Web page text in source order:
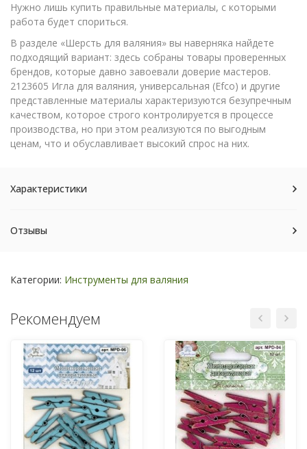
Нужно лишь купить правильные материалы, с которыми
работа будет спориться.
В разделе «Шерсть для валяния» вы наверняка найдете
подходящий вариант: здесь собраны товары проверенных
брендов, которые давно завоевали доверие мастеров.
2123605 Игла для валяния, универсальная (Efco) и другие
представленные материалы характеризуются безупречным
качеством, которое строго контролируется в процессе
производства, но при этом реализуются по выгодным
ценам, что и обуславливает высокий спрос на них.
Характеристики
Отзывы
Категории: Инструменты для валяния
Рекомендуем